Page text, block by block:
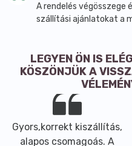
pedig B1-, B2-, B3-, B6-,
A készítmény vegán,
Főbb hatóanyagok és
Felhasználási egység:
Napi adag 20-30 g
Összetevők:
Bio borsó fehérje por
Bio rizs fehérje por
A rendelés végösszege
szállítási ajánlatokat a
LEGYEN ÖN IS
KÖSZÖNJÜK A
Gyors,korrekt kiszállítás,
alapos csomagoás. A